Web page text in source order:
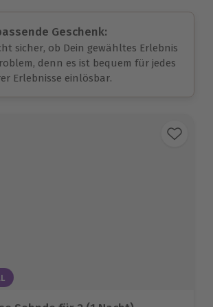
Geschenk:
sicher, ob Dein gewähltes Erlebnis
denn es ist bequem für jedes
Erlebnisse einlösbar.